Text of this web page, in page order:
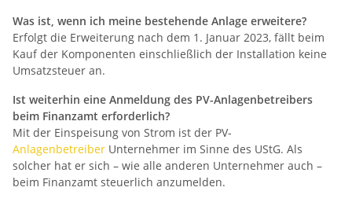
Was ist, wenn ich meine bestehende Anlage erweitere?
Erfolgt die Erweiterung nach dem 1. Januar 2023, fällt beim
Kauf der Komponenten einschließlich der Installation keine
Umsatzsteuer an.
Ist weiterhin eine Anmeldung des PV-Anlagenbetreibers
beim Finanzamt erforderlich?
Mit der Einspeisung von Strom ist der PV-
Anlagenbetreiber Unternehmer im Sinne des UStG. Als
solcher hat er sich – wie alle anderen Unternehmer auch –
beim Finanzamt steuerlich anzumelden.